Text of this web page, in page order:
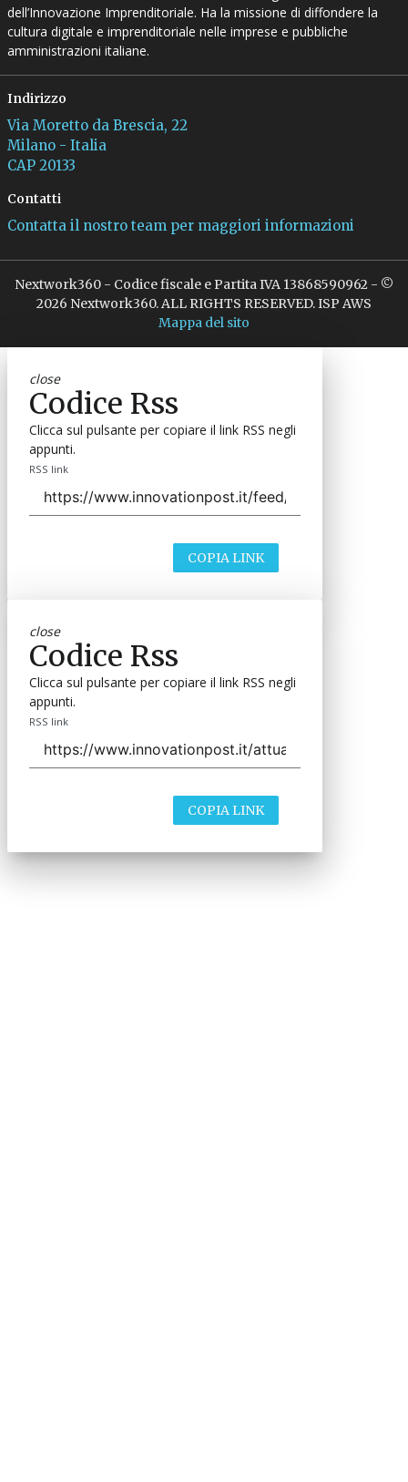
dell’Innovazione Imprenditoriale. Ha la missione di diffondere la
cultura digitale e imprenditoriale nelle imprese e pubbliche
amministrazioni italiane.
Indirizzo
Via Moretto da Brescia, 22
Milano - Italia
CAP 20133
Contatti
Contatta il nostro team per maggiori informazioni
Nextwork360 - Codice fiscale e Partita IVA 13868590962 - ©
2026 Nextwork360. ALL RIGHTS RESERVED. ISP AWS
Mappa del sito
close
Codice Rss
Clicca sul pulsante per copiare il link RSS negli
appunti.
RSS link
COPIA LINK
close
Codice Rss
Clicca sul pulsante per copiare il link RSS negli
appunti.
RSS link
COPIA LINK